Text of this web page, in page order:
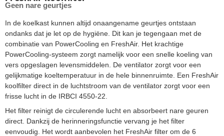
Geen nare geurtjes
In de koelkast kunnen altijd onaangename geurtjes ontstaan
ondanks dat je let op de hygiëne. Dit kan je tegengaan met de
combinatie van PowerCooling en FreshAir. Het krachtige
PowerCooling-systeem zorgt namelijk voor een snelle koeling van
vers opgeslagen levensmiddelen. De ventilator zorgt voor een
gelijkmatige koeltemperatuur in de hele binnenruimte. Een FreshAir
koolfilter direct in de luchtstroom van de ventilator zorgt voor een
frisse lucht in de IRBCI 4550-22.
Het filter reinigt de circulerende lucht en absorbeert nare geuren
direct. Dankzij de herinneringsfunctie vervang je het filter
eenvoudig. Het wordt aanbevolen het FreshAir filter om de 6